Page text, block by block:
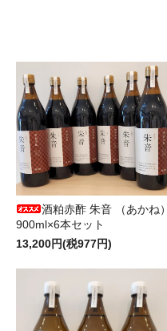
酒粕赤酢 朱音 （あかね）
900ml×6本セット
13,200円(税977円)